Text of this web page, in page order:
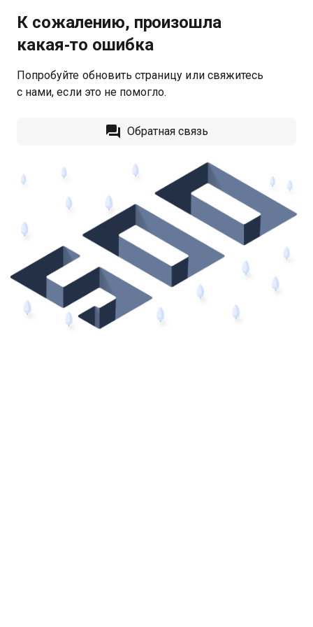
К сожалению, произошла
какая‑то ошибка
Попробуйте обновить страницу или свяжитесь
с нами, если это не помогло.
Обратная связь